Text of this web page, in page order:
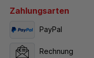
Zahlungsarten
PayPal
Rechnung